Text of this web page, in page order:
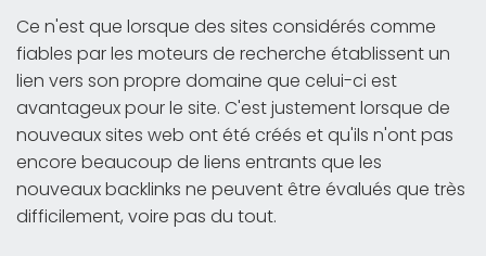
Ce n'est que lorsque des sites considérés comme
fiables par les moteurs de recherche établissent un
lien vers son propre domaine que celui-ci est
avantageux pour le site. C'est justement lorsque de
nouveaux sites web ont été créés et qu'ils n'ont pas
encore beaucoup de liens entrants que les
nouveaux backlinks ne peuvent être évalués que très
difficilement, voire pas du tout.